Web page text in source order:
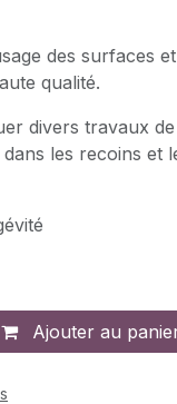
des surfaces
qualité.
divers travaux
les recoins et
Ajouter au